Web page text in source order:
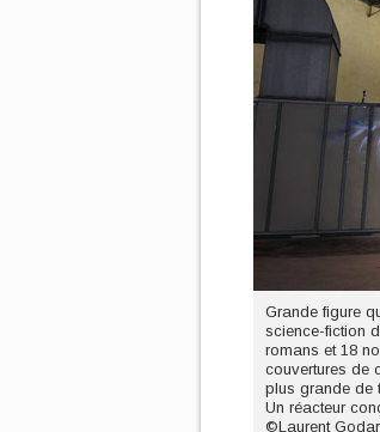
Grande figure
science-fiction
romans et 18
couvertures de
plus grande de
Un réacteur
©Laurent